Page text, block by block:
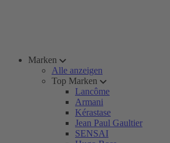
Marken
Alle anzeigen
Top Marken
Lancôme
Armani
Kérastase
Jean Paul Gaultier
SENSAI